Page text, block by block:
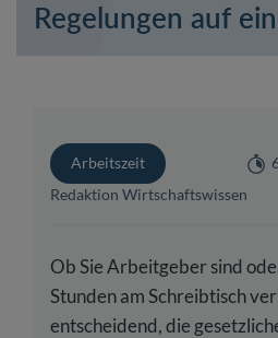
Regelungen auf
Arbeitszeit
Redaktion Wirtschaftswissen
Ob Sie Arbeitgeber sind
Stunden am Schreibtisch
entscheidend, die